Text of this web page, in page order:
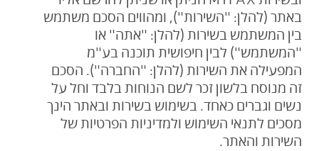
באתר (להלן: "השירות"), ומהווים הסכם משתמש
בין המשתמש בשירות (להלן: "אתה" או
"המשתמש") לבין חיפושית תוכנה בע"מ
המפעילה את השירות (להלן: "החברה"). הסכם
זה מנוסח בלשון זכר לשם הנוחות בלבד וחל על
נשים וגברים כאחד. בשימוש בשירות ובאתר הינך
מסכים לתנאי השימוש ולמדיניות הפרטיות של
השירות והאתר.